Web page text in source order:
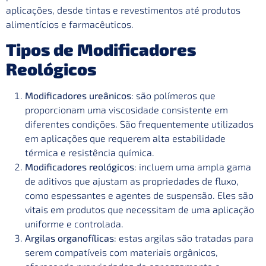
aplicações, desde tintas e revestimentos até produtos
alimentícios e farmacêuticos.
Tipos de Modificadores
Reológicos
Modificadores ureânicos: são polímeros que
proporcionam uma viscosidade consistente em
diferentes condições. São frequentemente utilizados
em aplicações que requerem alta estabilidade
térmica e resistência química.
Modificadores reológicos: incluem uma ampla gama
de aditivos que ajustam as propriedades de fluxo,
como espessantes e agentes de suspensão. Eles são
vitais em produtos que necessitam de uma aplicação
uniforme e controlada.
Argilas organofílicas: estas argilas são tratadas para
serem compatíveis com materiais orgânicos,